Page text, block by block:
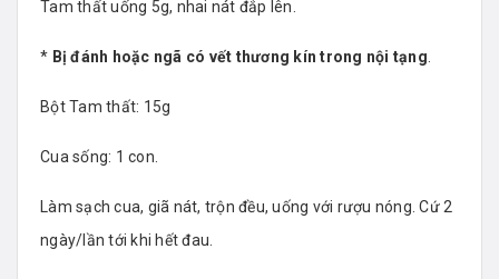
Tam thất uống 5g, nhai nát đắp lên.
* Bị đánh hoặc ngã có vết thương kín trong nội tạng
Bột Tam thất: 15g
Cua sống: 1 con.
Làm sạch cua, giã nát, trộn đều, uống với rượu nóng. Cứ 2
ngày/lần tới khi hết đau.